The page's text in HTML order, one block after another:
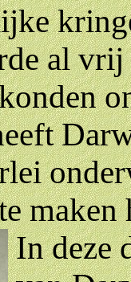
al
maken
In deze